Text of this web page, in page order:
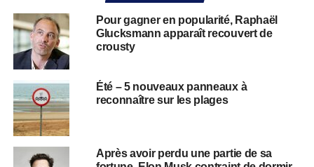
Pour gagner en popularité, Raphaël
Glucksmann apparaît recouvert de
crousty
Été – 5 nouveaux panneaux à
reconnaître sur les plages
Après avoir perdu une partie de sa